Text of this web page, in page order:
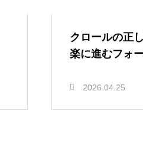
クロールの正
楽に進むフォ
2026.04.25